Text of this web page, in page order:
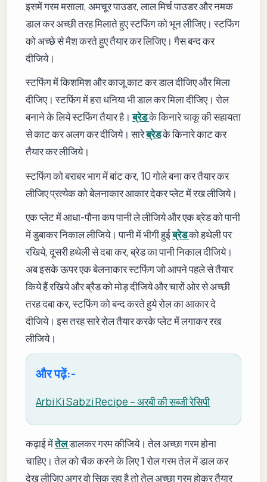
इसमें गरम मसाला, अमचूर पाउडर, लाल मिर्च पाउडर और नमक
डाल कर अच्छी तरह मिलाते हुए स्टफिंग को भून लीजिए। स्टफिंग
को अच्छे से मैश करते हुए तैयार कर लिजिए। गैस बन्द कर
दीजिये।
स्टफिंग में किशमिश और काजू काट कर डाल दीजिए और मिला
दीजिए। स्टफिंग में हरा धनिया भी डाल कर मिला दीजिए। रोल
बनाने के लिये स्टफिंग तैयार है।ब्रेडके किनारे चाकू की सहायता
से काट कर अलग कर दीजिये। सारेब्रेडके किनारे काट कर
तैयार कर लीजिये।
स्टफिंग को बराबर भाग में बांट कर, 10 गोले बना कर तैयार कर
लीजिए प्रत्येक को बेलनाकार आकार देकर प्लेट में रख लीजिये।
एक प्लेट में आधा-पौना कप पानी ले लीजिये और एक ब्रेड को पानी
में डुबाकर निकाल लीजिये। पानी में भीगी हुईब्रेडको हथेली पर
रखिये, दूसरी हथेली से दबा कर, ब्रेड का पानी निकाल दीजिये।
अब इसके ऊपर एक बेलनाकार स्टफिंग जो आपने पहले से तैयार
किये हैं रखिये और ब्रैड को मोड़ दीजिये और चारों ओर से अच्छी
तरह दबा कर, स्टफिंग को बन्द करते हुये रोल का आकार दे
दीजिये। इस तरह सारे रोल तैयार करके प्लेट में लगाकर रख
लीजिये।
और पढ़ें:-
Arbi Ki Sabzi Recipe – अरबी की सब्जी रेसिपी
कढ़ाई मेंतेलडालकर गरम कीजिये। तेल अच्छा गरम होना
चाहिए। तेल को चैक करने के लिए 1 रोल गरम तेल में डाल कर
देख लीजिए अगर वो सिक रहा है तो तेल अच्छा गरम होकर तैयार